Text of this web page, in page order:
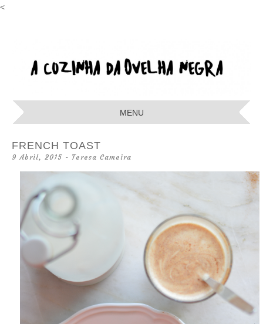
<
A COZINHA
DA OVELHA
NEGRA
MENU
TO
CONTENT
FRENCH TOAST
9 Abril, 2015 - Teresa Cameira